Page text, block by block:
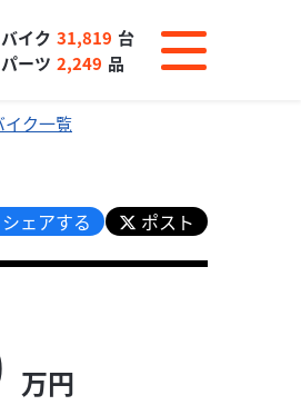
バイク 31,819 台
パーツ 2,249 品
イク一覧
シェアする ポスト
万円